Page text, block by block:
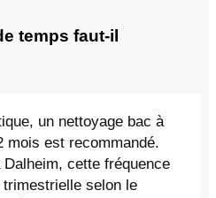
temps faut-il
un nettoyage bac à
mois est recommandé.
cette fréquence
selon le